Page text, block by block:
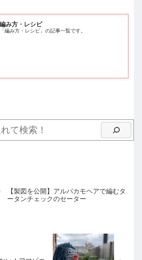
編み方・レシピ
「編み方・レシピ」の記事一覧です。
【製図を公開】アルパカモヘアで編むタ
ータンチェックのセーター